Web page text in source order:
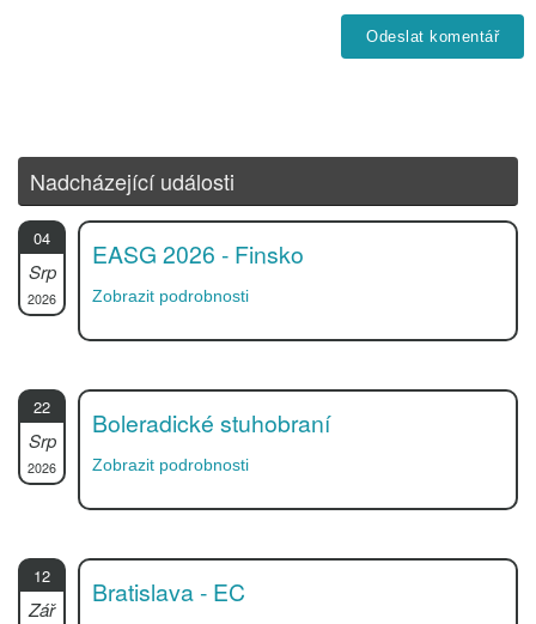
Nadcházející události
04
Srp
2026
EASG 2026 - Finsko
Zobrazit podrobnosti
22
Srp
2026
Boleradické stuhobraní
Zobrazit podrobnosti
12
Zář
Bratislava - EC